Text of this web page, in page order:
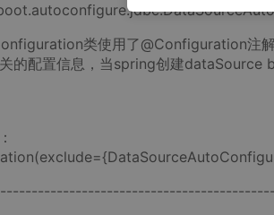
类使用了@Configuration注
的配置信息，当spring创建dataSource